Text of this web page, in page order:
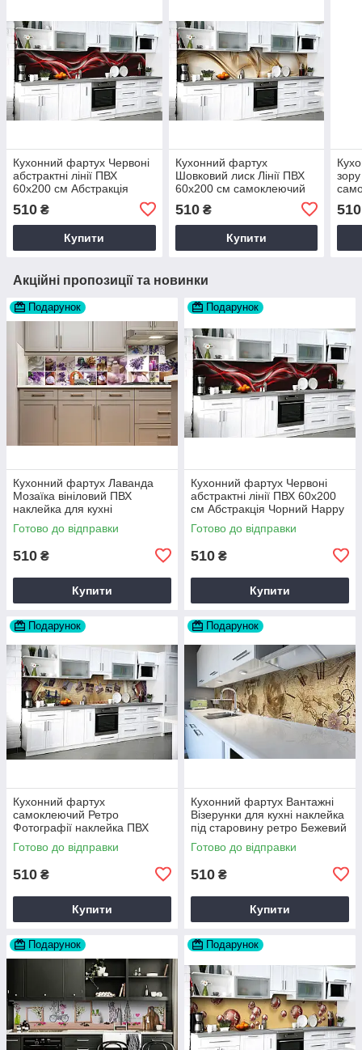
Кухонний фартух Червоні
абстрактні лінії ПВХ
60х200 см Абстракція
Z184164
510 ₴
Купити
Кухонний фартух
Шовковий лиск Лінії ПВХ
60х200 см самоклеючий
Абстракції Бежевий Happy
Pocket Z183789
510₴
Купити
510
Акційні пропозиції та новинки
Подарунок
Кухонний фартух Лаванда
Мозаїка вініловий ПВХ
наклейка для кухні
фіолетовий 60х200 см Happy
Pocket Z180251
Готово до відправки
510 ₴
Купити
Подарунок
Кухонний фартух Червоні
абстрактні лінії ПВХ 60х200
см Абстракція Чорний Happy
Pocket Z184164
Готово до відправки
510 ₴
Купити
Подарунок
Кухонний фартух
самоклеючий Ретро
Фотографії наклейка ПВХ
Вінтаж бежевий 60х200 см
Happy Pocket Z180316
Готово до відправки
510 ₴
Купити
Подарунок
Кухонний фартух Вантажні
Візерунки для кухні наклейка
під старовину ретро Бежевий
60х200 см Happy Pocket
Z180561
Готово до відправки
510 ₴
Купити
Подарунок Подарунок